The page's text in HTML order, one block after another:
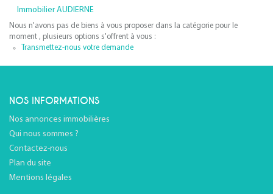
Immobilier AUDIERNE
Nous n'avons pas de biens à vous proposer dans la catégorie pour le
moment , plusieurs options s'offrent à vous :
Transmettez-nous votre demande
NOS INFORMATIONS
Nos annonces immobilières
Qui nous sommes ?
Contactez-nous
Plan du site
Mentions légales